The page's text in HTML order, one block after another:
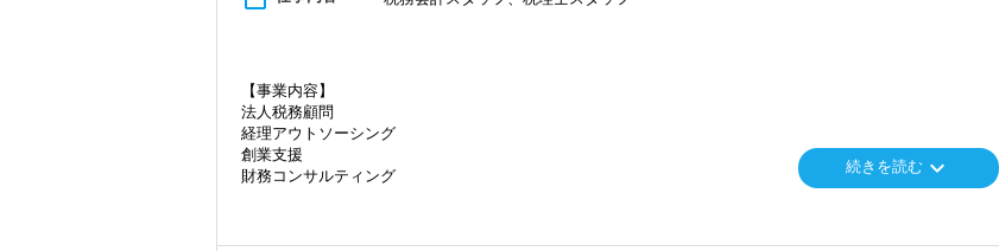
“明るくて仲が良い”というのも当社の特徴。
昇格のスピードも早く、やりがいや成長している実感が得られやすい職場です。
等級制度でキャリアアップの道筋が明確になっているので、目標を立ててどんどん達成していきましょう！
「こういうことをやってみたい！」という強い思いがある人、大歓迎です！
キャリアステップは等級制（1〜6等級）で、求められる業務レベルや役割を明確にしています。目標設定がし
【定期的な班替えや席替えで、より多くのことを学べる体制！】
当社ではフリーアドレスと固定席を併用しながら業務を行っています。
そのなかで定期的な席替えやチームの班替えを実施。得意分野や経験の異なる様々な人と一緒に仕事を行うこ
とで、より柔軟かつ多彩なノウハウや知識を身に付けられる体制を整えています。
また関西・関東とそれぞれの拠点での交流もあり、オンライン・オフラインを問わず気軽に話し合える社風で
す。
各業界に対するAIの登壇など、変革する時代に先駆けて会計業界をリードしていきたいという方は、ぜひ当社
で腕を振るってみませんか？
【ご紹介が多い安定企業でお客様から一番に信頼される税務のプロを目指せます】
【事業内容】
法人税務顧問
経理アウトソーシング
創業支援
財務コンサルティング
続きを読む keyboard_arrow_down